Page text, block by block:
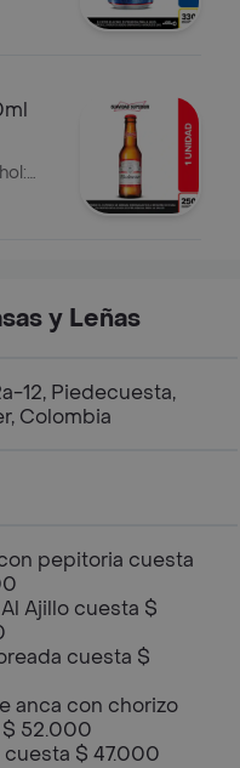
y Leñas
12, Piedecuesta,
Colombia
pepitoria cuesta
Ajillo cuesta $
cuesta $
anca con chorizo
52.000
cuesta $ 47.000